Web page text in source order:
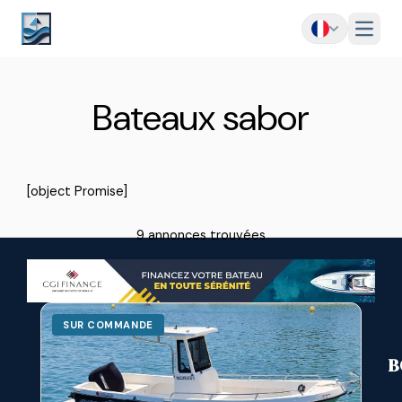
Menu
Bateaux sabor
[object Promise]
9 annonces trouvées
SUR COMMANDE